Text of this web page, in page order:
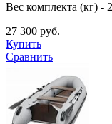
Вес комплекта (кг) -
27 300 руб.
Купить
Сравнить